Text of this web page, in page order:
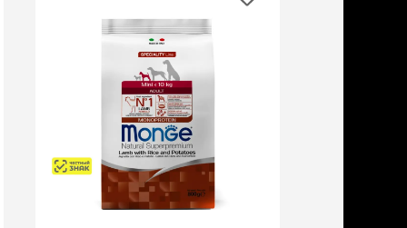
за ушами